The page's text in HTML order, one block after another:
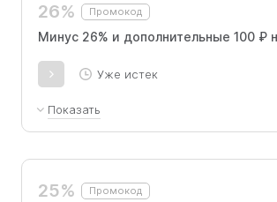
распространяются" и книг от
издательств, кроме Эксмо-АСТ.
26% Промокод
Минус 26% и дополнительные 100 ₽
Уже истек
Показать
сумму свыше 1000 рублей
25% Промокод